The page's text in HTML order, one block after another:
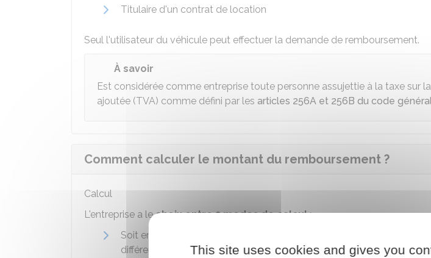
Titulaire d'un contrat de location
Seul l'utilisateur du véhicule peut effectuer la demande de remboursement.
À savoir
Est considérée comme entreprise toute personne assujettie à la taxe sur
ajoutée (TVA) comme défini par les articles 256A et 256B du code
Comment calculer le montant du remboursement ?
Calcul
L'entreprise a lechoix entre 2 modes de calcul:
Soit en appliquant les
différence entre le montant de l'accise et le taux plancher de45,19 €
This site uses cookies and gives you